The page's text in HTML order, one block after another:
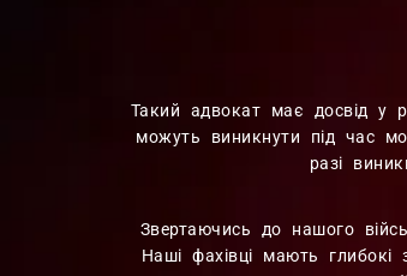
Такий адвокат має досвід у
можуть виникнути під час
разі
Звертаючись до нашого
Наші фахівці мають глибокі